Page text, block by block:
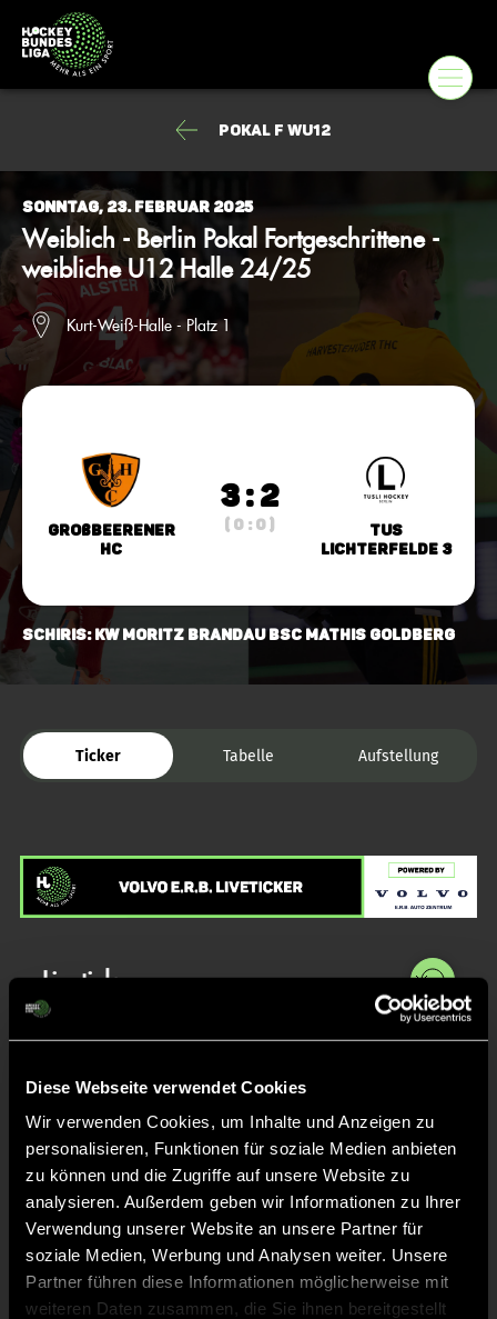
Diese Webseite verwendet Cookies
Wir verwenden Cookies, um Inhalte und Anzeigen zu
personalisieren, Funktionen für soziale Medien anbieten
zu können und die Zugriffe auf unsere Website zu
analysieren. Außerdem geben wir Informationen zu Ihrer
Verwendung unserer Website an unsere Partner für
soziale Medien, Werbung und Analysen weiter. Unsere
Partner führen diese Informationen möglicherweise mit
weiteren Daten zusammen, die Sie ihnen bereitgestellt
Pokal F wU12
Sonntag, 23. Februar 2025
Weiblich - Berlin Pokal Fortgeschrittene -
weibliche U12 Halle 24/25
Kurt-Weiß-Halle - Platz 1
Großbeerener
HC
3 : 2
( 0 : 0 )
TuS
Lichterfelde 3
Schiris: Kw Moritz Brandau BSC Mathis Goldberg
Ticker Tabelle Aufstellung
Liveticker
24'
Abpfiff
Spiel beendet
15' TOR 1:0, FELDTOR
14' TOR 0:1, FELDTOR
14' TOR 1:0, FELDTOR